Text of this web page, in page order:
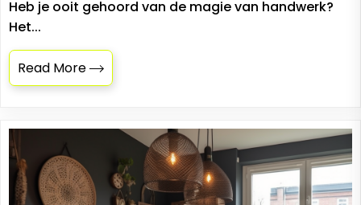
Heb je ooit gehoord van de magie van handwerk?
Het...
Read More